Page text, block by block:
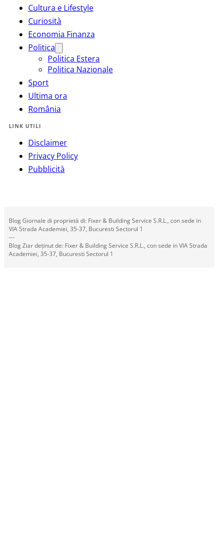
Cultura e Lifestyle
Curiosità
Economia Finanza
Politica
Politica Estera
Politica Nazionale
Sport
Ultima ora
România
LINK UTILI
Disclaimer
Privacy Policy
Pubblicità
Blog Giornale di proprietà di: Fixer & Building Service S.R.L., con sede in
VIA Strada Academiei, 35-37, Bucuresti Sectorul 1
---
Blog Ziar deținut de: Fixer & Building Service S.R.L., con sede in VIA Strada
Academiei, 35-37, Bucuresti Sectorul 1